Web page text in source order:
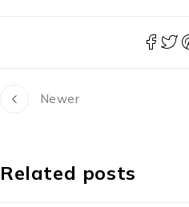
Newer
Related posts